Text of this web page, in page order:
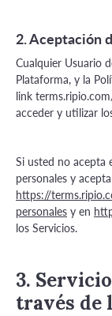
2. Aceptación
Cualquier Usuario
Plataforma, y la
link
acceder y utilizar
Si usted no acepta
personales y
https://
personales y en
los Servicios.
3.
través de